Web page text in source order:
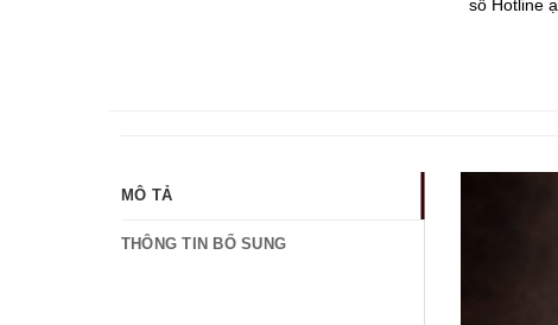
số Hotline ạ.
MÔ TẢ
THÔNG TIN BỔ SUNG